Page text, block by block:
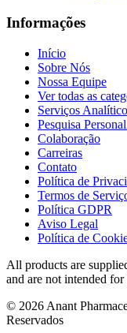
Informações
Início
Sobre Nós
Nossa Equipe
Ver todas as
Serviços
Pesquisa
Colaboração
Carreiras
Contato
Política de
Termos de
Política GDPR
Aviso Legal
Política de
All products are
and are not intended
© 2026 Anant
Reservados